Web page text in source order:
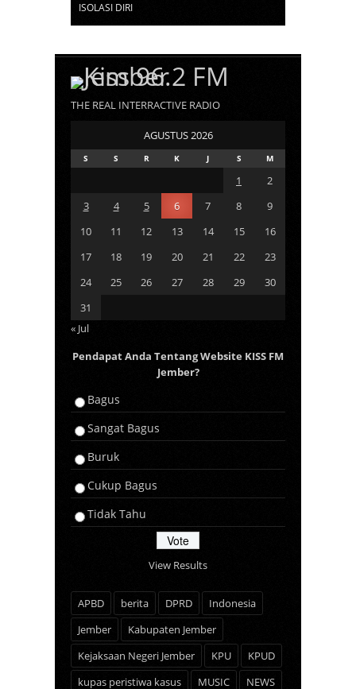
ISOLASI DIRI
THE REAL INTERRACTIVE RADIO
AGUSTUS 2026
S S R K J S M
1
2
3
4 5 6 7 8
9
10
11 12 13 14 15
16
17
18 19 20 21 22
23
24
25 26 27 28 29
30
31
« Jul
Pendapat Anda Tentang Website KISS FM
Jember?
Bagus
Sangat Bagus
Buruk
Cukup Bagus
Tidak Tahu
View Results
APBD berita DPRD
Indonesia
Jember
Kabupaten Jember
Kejaksaan Negeri Jember
KPU
KPUD
kupas peristiwa kasus
MUSIC NEWS